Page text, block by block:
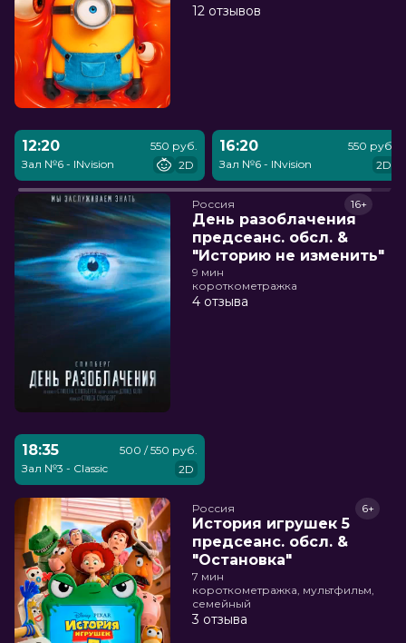
12 отзывов
12:20
Зал №6 - INvision
550 руб.
2D
16:20
Зал №6 - INvision
550 руб.
2D
Россия
День разоблачения
предсеанс. обсл. &
"Историю не изменить"
16+
9 мин
короткометражка
4 отзыва
18:35
Зал №3 - Classic
500 / 550 руб.
2D
Россия
История игрушек 5
предсеанс. обсл. &
"Остановка"
6+
7 мин
короткометражка, мультфильм,
семейный
3 отзыва